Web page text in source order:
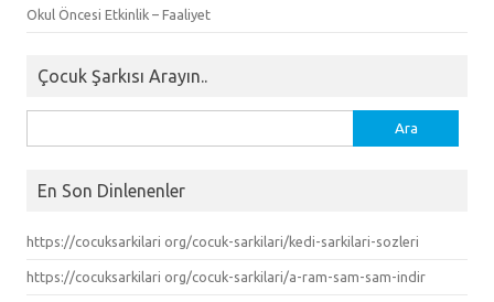
Okul Öncesi Etkinlik – Faaliyet
Çocuk Şarkısı Arayın..
En Son Dinlenenler
https://cocuksarkilari org/cocuk-sarkilari/kedi-sarkilari-sozleri
https://cocuksarkilari org/cocuk-sarkilari/a-ram-sam-sam-indir